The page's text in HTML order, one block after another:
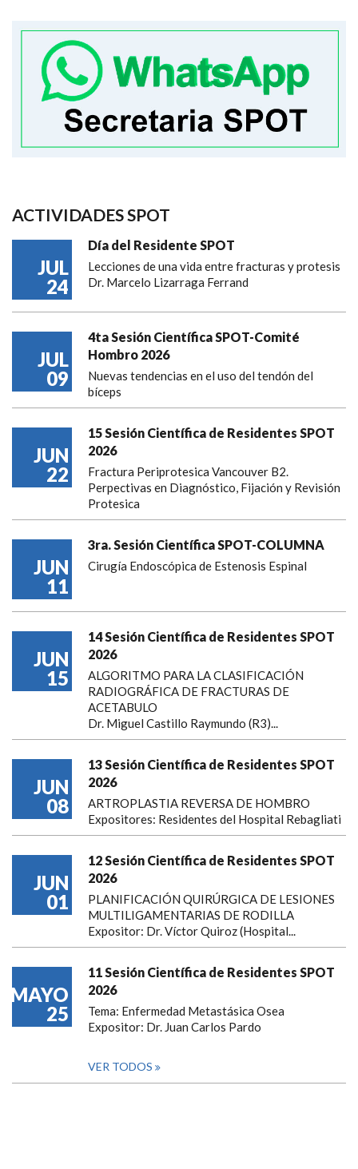
ACTIVIDADES SPOT
JUL
24
Día del Residente SPOT
Lecciones de una vida entre fracturas y protesis
Dr. Marcelo Lizarraga Ferrand
JUL
09
4ta Sesión Científica SPOT-Comité
Hombro 2026
Nuevas tendencias en el uso del tendón del
bíceps
JUN
22
15 Sesión Científica de Residentes SPOT
2026
Fractura Periprotesica Vancouver B2.
Perpectivas en Diagnóstico, Fijación y Revisión
Protesica
JUN
11
3ra. Sesión Científica SPOT-COLUMNA
Cirugía Endoscópica de Estenosis Espinal
JUN
15
14 Sesión Científica de Residentes SPOT
2026
ALGORITMO PARA LA CLASIFICACIÓN
RADIOGRÁFICA DE FRACTURAS DE
ACETABULO
Dr. Miguel Castillo Raymundo (R3)...
JUN
08
13 Sesión Científica de Residentes SPOT
2026
ARTROPLASTIA REVERSA DE HOMBRO
Expositores: Residentes del Hospital Rebagliati
JUN
01
12 Sesión Científica de Residentes SPOT
2026
PLANIFICACIÓN QUIRÚRGICA DE LESIONES
MULTILIGAMENTARIAS DE RODILLA
Expositor: Dr. Víctor Quiroz (Hospital...
MAYO
25
11 Sesión Científica de Residentes SPOT
2026
Tema: Enfermedad Metastásica Osea
Expositor: Dr. Juan Carlos Pardo
VER TODOS